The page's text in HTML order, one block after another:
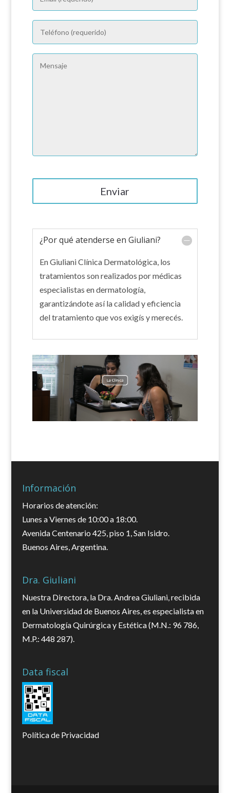
¿Por qué atenderse en Giuliani?
En Giuliani Clínica Dermatológica, los
tratamientos son realizados por médicas
especialistas en dermatología,
garantizándote así la calidad y eficiencia
del tratamiento que vos exigís y merecés.
Información
Horarios de atención:
Lunes a Viernes de 10:00 a 18:00.
Avenida Centenario 425, piso 1, San Isidro.
Buenos Aires, Argentina.
Dra. Giuliani
Nuestra Directora, la Dra. Andrea Giuliani, recibida
en la Universidad de Buenos Aires, es especialista en
Dermatología Quirúrgica y Estética (M.N.: 96 786,
M.P.: 448 287).
Data fiscal
Política de Privacidad